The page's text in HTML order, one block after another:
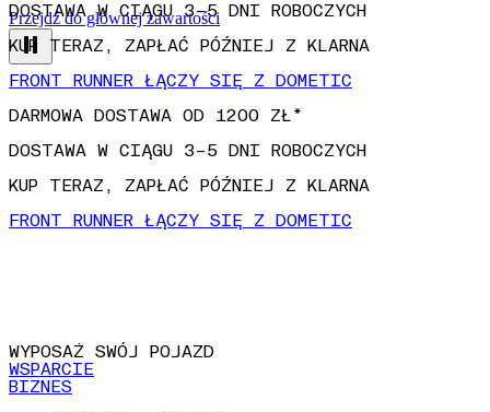
Przejdź do głównej zawartości
DARMOWA DOSTAWA OD 1200 ZŁ*
DOSTAWA W CIĄGU 3–5 DNI ROBOCZYCH
KUP TERAZ, ZAPŁAĆ PÓŹNIEJ Z KLARNA
FRONT RUNNER ŁĄCZY SIĘ Z DOMETIC
DARMOWA DOSTAWA OD 1200 ZŁ*
WYPOSAŻ SWÓJ POJAZD
WSPARCIE
BIZNES